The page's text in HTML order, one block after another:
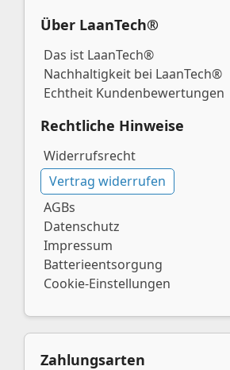
Über LaanTech®
Das ist LaanTech®
Nachhaltigkeit bei LaanTech®
Echtheit Kundenbewertungen
Rechtliche Hinweise
Widerrufsrecht
Vertrag widerrufen
AGBs
Datenschutz
Impressum
Batterieentsorgung
Cookie-Einstellungen
Zahlungsarten